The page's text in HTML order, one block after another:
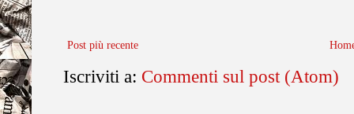
Post più recente
Iscriviti a: Commenti sul post (Atom)